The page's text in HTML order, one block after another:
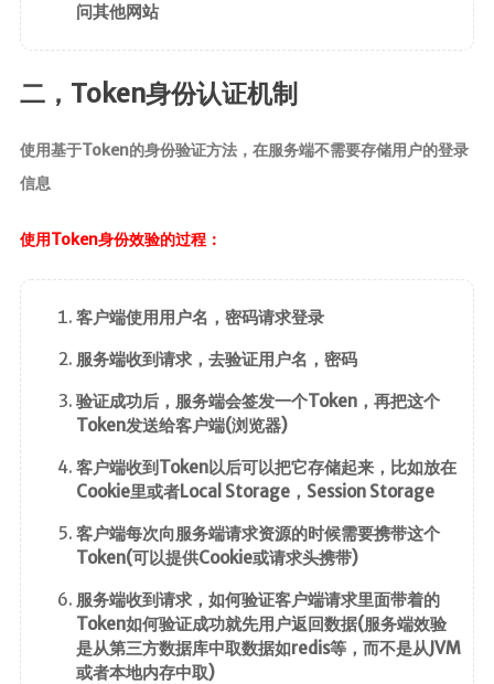
问其他网站
二，Token身份认证机制
使用基于Token的身份验证方法，在服务端不需要存储用户的登录
信息
使用Token身份效验的过程：
客户端使用用户名，密码请求登录
服务端收到请求，去验证用户名，密码
验证成功后，服务端会签发一个Token，再把这个
Token发送给客户端(浏览器)
客户端收到Token以后可以把它存储起来，比如放在
Cookie里或者Local Storage，Session Storage
客户端每次向服务端请求资源的时候需要携带这个
Token(可以提供Cookie或请求头携带)
服务端收到请求，如何验证客户端请求里面带着的
Token如何验证成功就先用户返回数据(服务端效验
是从第三方数据库中取数据如redis等，而不是从JVM
或者本地内存中取)
Canal
java开发
javaSE
Dom4j
Shiro
Mybatis
MybatisPlus
Spring
SpringBoot
SpringSecurity
Swagger